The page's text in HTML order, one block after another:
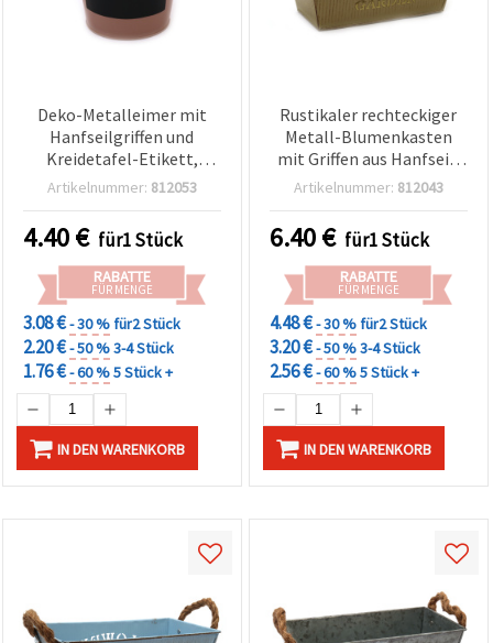
Deko-Metalleimer mit
Hanfseilgriffen und
Kreidetafel-Etikett,
Beige, 120 x 130 mm
Artikelnummer: 812053
4.40€ für1 Stück
RABATTE
FÜR MENGE
3.08 €- 30 %für2 Stück
2.20 €- 50 %3-4 Stück
1.76 €- 60 %5 Stück +
IN DEN WARENKORB
Rustikaler rechteckiger
Metall-Blumenkasten
mit Griffen aus Hanfseil,
grün, 122 x 210 x 100 mm,
GARDEN“ – Deko, DIY,
Basteln
Artikelnummer: 812043
6.40€ für1 Stück
RABATTE
FÜR MENGE
4.48 €- 30 %für2 Stück
3.20 €- 50 %3-4 Stück
2.56 €- 60 %5 Stück +
IN DEN WARENKORB